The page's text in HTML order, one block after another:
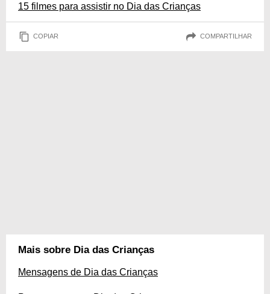
15 filmes para assistir no Dia das Crianças
COPIAR COMPARTILHAR
Mais sobre Dia das Crianças
Mensagens de Dia das Crianças